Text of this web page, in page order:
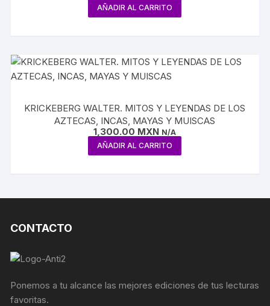
AÑADIR AL CARRITO
KRICKEBERG WALTER. MITOS Y LEYENDAS DE LOS
AZTECAS, INCAS, MAYAS Y MUISCAS
1,300.00 MXN N/A
AÑADIR AL CARRITO
CONTACTO
Ponemos a tu alcance las mejores ediciones de tus lecturas
favoritas.